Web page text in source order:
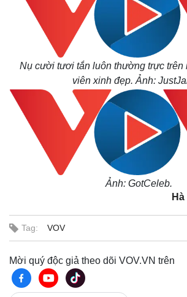
Nụ cười tươi tắn luôn thường trực trên
viên xinh đẹp. Ảnh:
Ảnh: GotCeleb.
Tag: VOV
Mời quý độc giả theo dõi VOV.VN trên